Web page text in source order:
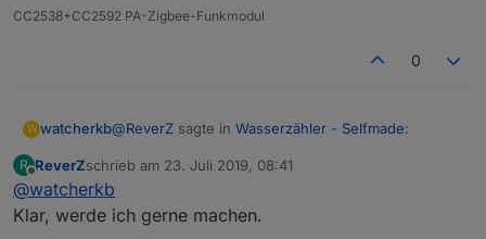
CC2538+CC2592 PA-Zigbee-Funkmodul
0
W watcherkb@ReverZ sagte in Wasserzähler - Selfmade:
Super Sache, dass du sogar den Code für den
ESP32 angepasst hast. Ich kann es kaum
Wär cool wenn du deine Erfahrung teilen könntest.
R
Offline
ReverZschrieb am 23. Juli 2019, 08:41
zuletzt editiert von
@watcherkb
Klar, werde ich gerne machen.